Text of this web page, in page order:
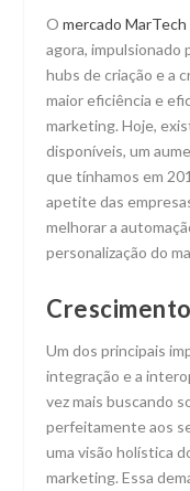
Omercado MarTech
agora, impulsionado
hubs de criação e a
maior eficiência e
marketing. Hoje,
disponíveis, um
que tínhamos em
apetite das
melhorar a
personalização do
Um dos principais
integração e a
vez mais buscando
perfeitamente aos
uma visão holística
marketing. Essa